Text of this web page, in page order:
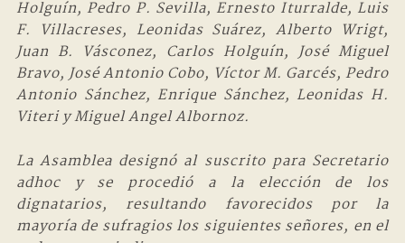
Holguín, Pedro P. Sevilla, Ernesto Iturralde, Luis
F. Villacreses, Leonidas Suárez, Alberto Wrigt,
Juan B. Vásconez, Carlos Holguín, José Miguel
Bravo, José Antonio Cobo, Víctor M. Garcés, Pedro
Antonio Sánchez, Enrique Sánchez, Leonidas H.
Viteri y Miguel Angel Albornoz.
La Asamblea designó al suscrito para Secretario
adhoc y se procedió a la elección de los
dignatarios, resultando favorecidos por la
mayoría de sufragios los siguientes señores, en el